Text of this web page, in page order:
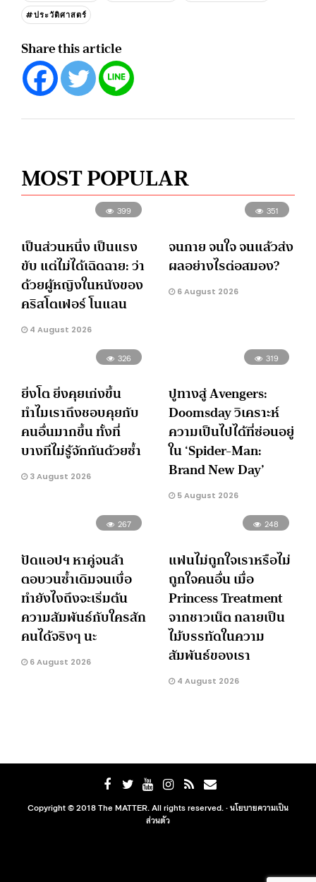
#ประวัติศาสตร์
Share this article
MOST POPULAR
399
เป็นส่วนหนึ่ง เป็นแรง
ขับ แต่ไม่ได้เฉิดฉาย: ว่า
ด้วยผู้หญิงในหนังของ
คริสโตเฟอร์ โนแลน
4 August 2026
351
จนกาย จนใจ จนแล้วส่ง
ผลอย่างไรต่อสมอง?
6 August 2026
326
ยิ่งโต ยิ่งคุยเก่งขึ้น
ทำไมเราถึงชอบคุยกับ
คนอื่นมากขึ้น ทั้งที่
บางทีไม่รู้จักกันด้วยซ้ำ
3 August 2026
319
ปูทางสู่ Avengers:
Doomsday วิเคราะห์
ความเป็นไปได้ที่ซ่อนอยู่
ใน ‘Spider-Man:
Brand New Day’
5 August 2026
267
ปัดแอปฯ หาคู่จนล้า
ตอบวนซ้ำเดิมจนเบื่อ
ทำยังไงถึงจะเริ่มต้น
ความสัมพันธ์กับใครสัก
คนได้จริงๆ นะ
6 August 2026
248
แฟนไม่ถูกใจเราหรือไม่
ถูกใจคนอื่น เมื่อ
Princess Treatment
จากชาวเน็ต กลายเป็น
ไม้บรรทัดในความ
สัมพันธ์ของเรา
4 August 2026
Copyright © 2018 The MATTER. All rights reserved. ·นโยบายความเป็น
ส่วนตัว